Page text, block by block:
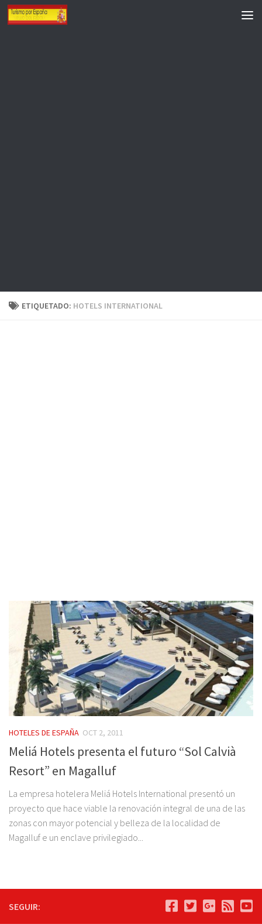
Saltar al contenido
ETIQUETADO: HOTELS INTERNATIONAL
HOTELES DE ESPAÑA OCT 2, 2011
Meliá Hotels presenta el futuro “Sol Calvià
Resort” en Magalluf
La empresa hotelera Meliá Hotels International presentó un
proyecto que hace viable la renovación integral de una de las
zonas con mayor potencial y belleza de la localidad de
Magalluf e un enclave privilegiado...
SEGUIR: